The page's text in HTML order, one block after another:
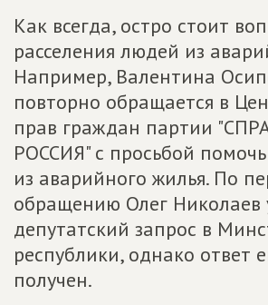
Как всегда, остро стоит
расселения людей из
Например, Валентина
повторно обращается в
прав граждан партии
РОССИЯ" с просьбой
из аварийного жилья. По
обращению Олег Николаев
депутатский запрос в
республики, однако ответ
получен.